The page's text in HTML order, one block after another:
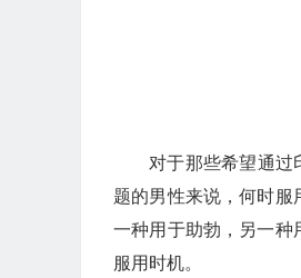
对于那些希望通过
题的男性来说，何时服
一种用于助勃，另一种
服用时机。